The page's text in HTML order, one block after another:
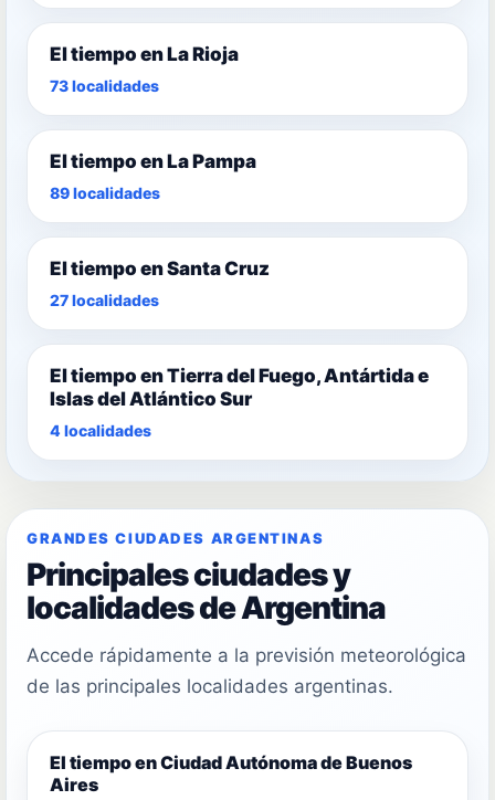
El tiempo en La Rioja
73 localidades
El tiempo en La Pampa
89 localidades
El tiempo en Santa Cruz
27 localidades
El tiempo en Tierra del Fuego, Antártida e
Islas del Atlántico Sur
4 localidades
GRANDES CIUDADES ARGENTINAS
Principales ciudades y
localidades de Argentina
Accede rápidamente a la previsión meteorológica
de las principales localidades argentinas.
El tiempo en Ciudad Autónoma de Buenos
Aires